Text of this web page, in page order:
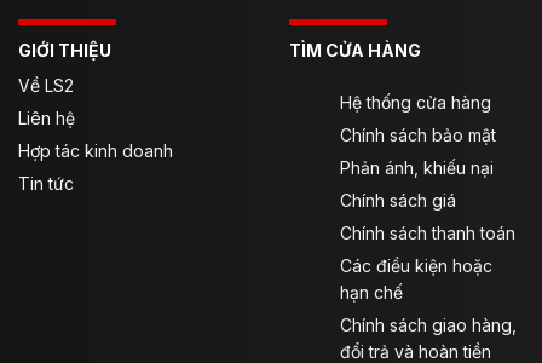
GIỚI THIỆU
Về LS2
Liên hệ
Hợp tác kinh doanh
Tin tức
TÌM CỬA HÀNG
Hệ thống cửa hàng
Chính sách bảo mật
Phản ánh, khiếu nại
Chính sách giá
Chính sách thanh toán
Các điều kiện hoặc
hạn chế
Chính sách giao hàng,
đổi trả và hoàn tiền